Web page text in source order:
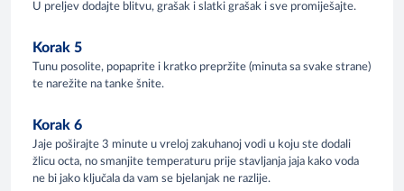
U preljev dodajte blitvu, grašak i slatki grašak i sve promiješajte.
Korak 5
Tunu posolite, popaprite i kratko prepržite (minuta sa svake strane)
te narežite na tanke šnite.
Korak 6
Jaje poširajte 3 minute u vreloj zakuhanoj vodi u koju ste dodali
žlicu octa, no smanjite temperaturu prije stavljanja jaja kako voda
ne bi jako ključala da vam se bjelanjak ne razlije.